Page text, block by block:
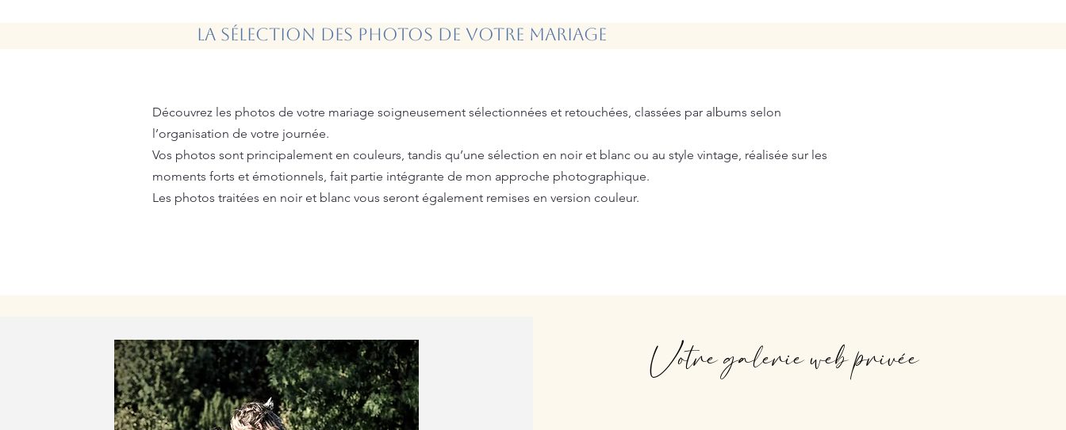
La sélection des photos de votre mariage
​Découvrez les photos de votre mariage soigneusement sélectionnées et retouchées, classées par albums selon
l’organisation de votre journée.
Vos photos sont principalement en couleurs, tandis qu’une sélection en noir et blanc ou au style vintage, réalisée sur les
moments forts et émotionnels, fait partie intégrante de mon approche photographique.
Les photos traitées en noir et blanc vous seront également remises en version couleur.
Votre galerie web privée